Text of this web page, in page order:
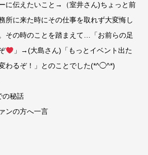
に伝えたいこと→（室井さん)ちょっと前
所に来た時にその仕事を取れず大変悔し
その時のことを踏まえて…「お前らの足
」→(大島さん)「もっとイベント出た
わるぞ！」とのことでした(*^◯^*)
の秘話
ンの方へ一言